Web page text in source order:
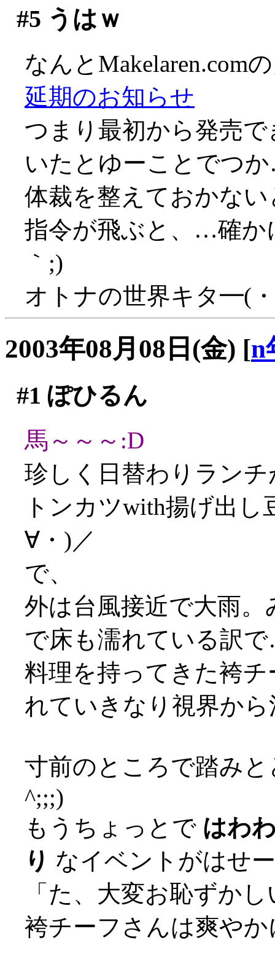
#5 うはｗ
なんとMakelaren.com
延期のお知らせ
つまり最初から発売
いたとゆーことでつ
体裁を整えておかな
指令が飛ぶと、…確か
｀;)
オトナの世界キタ━(
2003年08月08日(金) [n
#1 ぽひるん
馬～～～:D
珍しく日替わりラン
トンカツwith揚げ出
∀・)／
で、
外は台風接近で大雨
で床も濡れている訳
料理を持ってきた袴
れていきなり視界か
寸前のところで踏み
^;;;)
もうちょっとで はわ
り なイベントがはせ
「た、大変お恥ずか
袴チーフさんは爽や